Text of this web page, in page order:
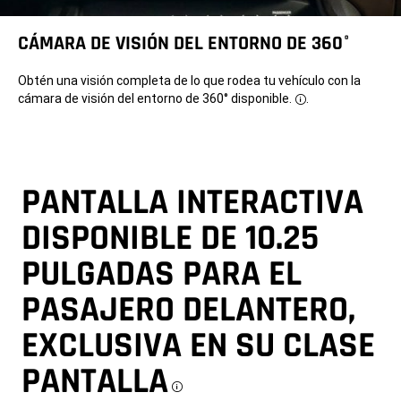
of
Apple®.
Apple
a
trademark
of
of
Apple
registered
in
US
and
other
countries.
Apple
terms
of
use
and
privacy
statements
CÁMARA DE VISIÓN DEL ENTORNO DE 360°
Obtén una visión completa de lo que rodea tu vehículo con la
cámara de visión del entorno de 360° disponible.
Disclosure
PANTALLA INTERACTIVA
DISPONIBLE DE 10.25
PULGADAS PARA EL
PASAJERO DELANTERO,
EXCLUSIVA EN SU CLASE
PANTALLA